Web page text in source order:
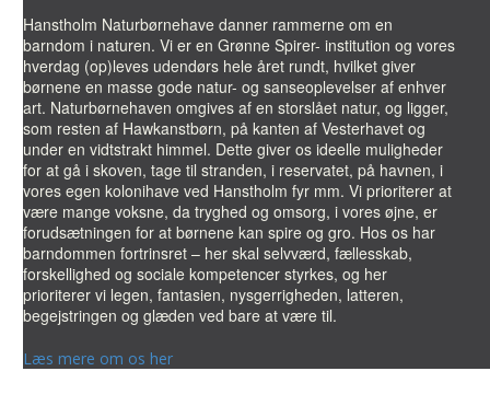
Hanstholm Naturbørnehave danner rammerne om en
barndom i naturen. Vi er en Grønne Spirer- institution og vores
hverdag (op)leves udendørs hele året rundt, hvilket giver
børnene en masse gode natur- og sanseoplevelser af enhver
art. Naturbørnehaven omgives af en storslået natur, og ligger,
som resten af Hawkanstbørn, på kanten af Vesterhavet og
under en vidtstrakt himmel. Dette giver os ideelle muligheder
for at gå i skoven, tage til stranden, i reservatet, på havnen, i
vores egen kolonihave ved Hanstholm fyr mm. Vi prioriterer at
være mange voksne, da tryghed og omsorg, i vores øjne, er
forudsætningen for at børnene kan spire og gro. Hos os har
barndommen fortrinsret – her skal selvværd, fællesskab,
forskellighed og sociale kompetencer styrkes, og her
prioriterer vi legen, fantasien, nysgerrigheden, latteren,
begejstringen og glæden ved bare at være til.
Læs mere om os her